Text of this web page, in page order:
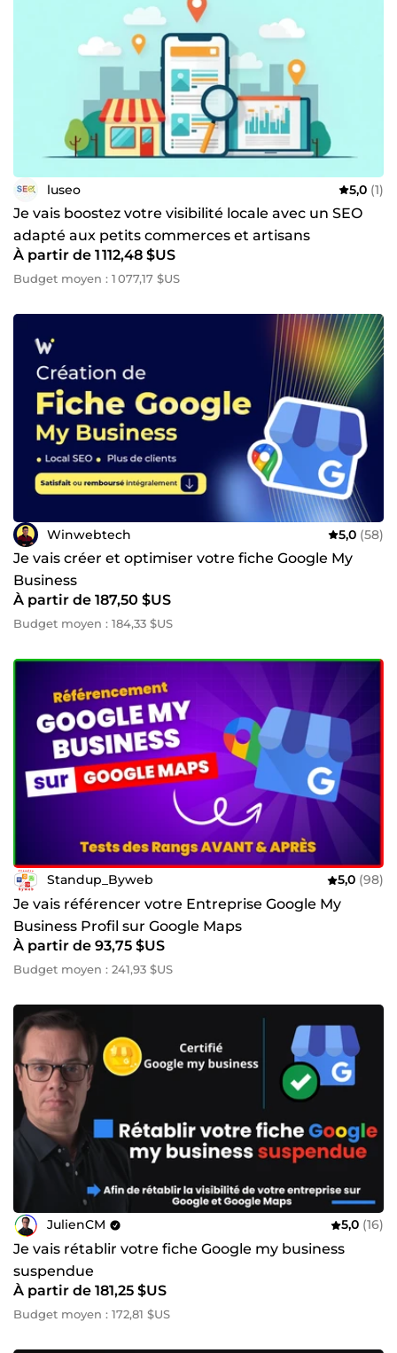
luseo 5,0 (1)
Je vais boostez votre visibilité locale avec un SEO
adapté aux petits commerces et artisans
À partir de 1 112,48 $US
Budget moyen : 1 077,17 $US
Winwebtech 5,0 (58)
Je vais créer et optimiser votre fiche Google My
Business
À partir de 187,50 $US
Budget moyen : 184,33 $US
Standup_Byweb 5,0 (98)
Je vais référencer votre Entreprise Google My
Business Profil sur Google Maps
À partir de 93,75 $US
Budget moyen : 241,93 $US
JulienCM 5,0 (16)
Je vais rétablir votre fiche Google my business
suspendue
À partir de 181,25 $US
Budget moyen : 172,81 $US